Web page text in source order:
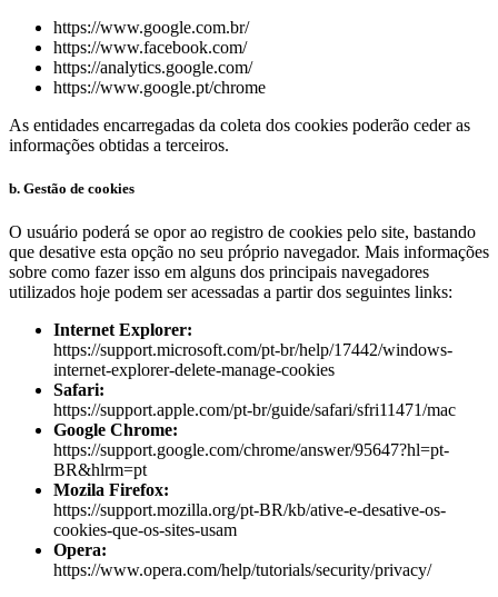
https://www.google.com.br/
https://www.facebook.com/
https://analytics.google.com/
https://www.google.pt/chrome
As entidades encarregadas da coleta dos cookies poderão ceder as
informações obtidas a terceiros.
b. Gestão de cookies
O usuário poderá se opor ao registro de cookies pelo site, bastando
que desative esta opção no seu próprio navegador. Mais informações
sobre como fazer isso em alguns dos principais navegadores
utilizados hoje podem ser acessadas a partir dos seguintes links:
Internet Explorer:
https://support.microsoft.com/pt-br/help/17442/windows-
internet-explorer-delete-manage-cookies
Safari:
https://support.apple.com/pt-br/guide/safari/sfri11471/mac
Google Chrome:
https://support.google.com/chrome/answer/95647?hl=pt-
BR&hlrm=pt
Mozila Firefox:
https://support.mozilla.org/pt-BR/kb/ative-e-desative-os-
cookies-que-os-sites-usam
Opera:
https://www.opera.com/help/tutorials/security/privacy/